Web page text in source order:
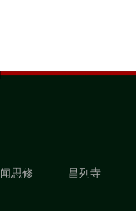
闻思修 昌列寺